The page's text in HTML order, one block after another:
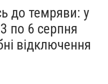
до темряви: у
по 6 серпня
відключення